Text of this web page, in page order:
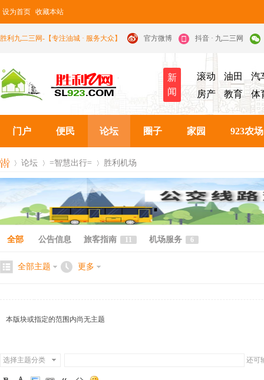
设为首页 收藏本站
胜利九二三网-【专注油城 · 服务大众】 官方微博 抖音 · 九二三网
新
闻
滚动 油田
汽
房产
教育 体
门户 便民 论坛 圈子 家园 923农场
论坛
›
=智慧出行=
›
胜利机场
全部 公告信息 旅客指南 11 机场服务 6
全部主题 更多
本版块或指定的范围内尚无主题
选择主题分类 还可